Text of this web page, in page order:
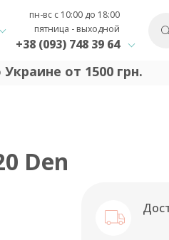
пн-вс с 10:00 до 18:00
пятница - выходной
+38 (093) 748 39 64
от 1500 грн.
Den